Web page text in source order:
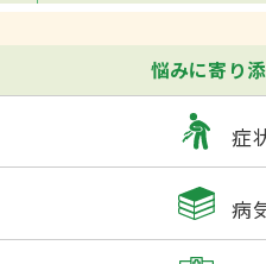
悩みに寄り
症
病